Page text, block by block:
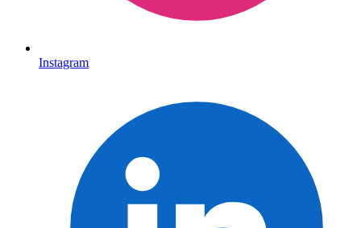
Instagram